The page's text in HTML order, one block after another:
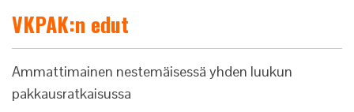
VKPAK:n edut
Ammattimainen nestemäisessä yhden luukun
pakkausratkaisussa